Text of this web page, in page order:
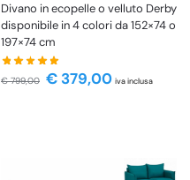
Divano in ecopelle o velluto Derby
disponibile in 4 colori da 152×74 o
197×74 cm
€799,00 € 379,00 iva inclusa